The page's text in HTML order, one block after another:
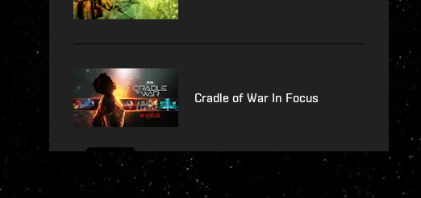
Cradle of War In Focus